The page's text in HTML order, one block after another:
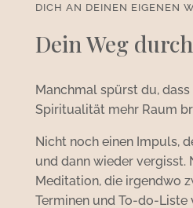
DICH AN DEINEN EIGENEN
Dein Weg
Manchmal spürst du, dass
Spiritualität mehr Raum
Nicht noch einen Impuls,
und dann wieder vergisst.
Meditation, die irgendwo
Terminen und To-do-Liste